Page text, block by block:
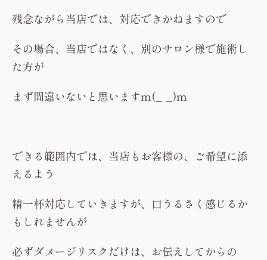
残念ながら当店では、対応できかねますので
その場合、当店ではなく、別のサロン様で施術し
た方が
まず間違いないと思いますm(_ _)m
できる範囲内では、当店もお客様の、ご希望に添
えるよう
精一杯対応していきますが、口うるさく感じるか
もしれませんが
必ずダメージリスクだけは、お伝えしてからの